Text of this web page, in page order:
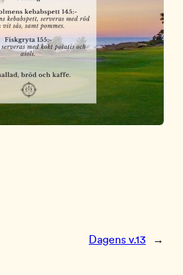
Dagens v.13 →